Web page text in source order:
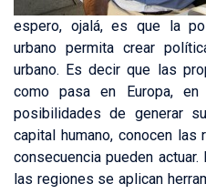
espero, ojalá, es que la
urbano permita crear
urbano. Es decir que las
como pasa en Europa,
posibilidades de generar
capital humano, conocen
consecuencia pueden
las regiones se aplican